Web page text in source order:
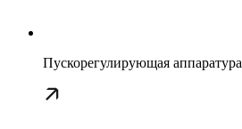
Пускорегулирующая аппаратура